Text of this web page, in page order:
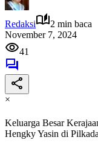
Redaksi
2 min baca
November 7, 2024
41
×
Keluarga Besar
Hengky Yasin di